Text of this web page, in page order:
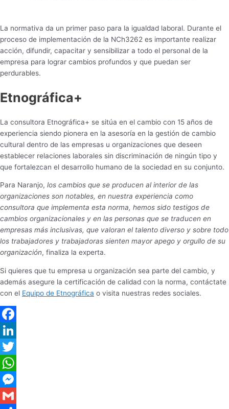
La normativa da un primer paso para la igualdad laboral. Durante el
proceso de implementación de la NCh3262 es importante realizar
acción, difundir, capacitar y sensibilizar a todo el personal de la
empresa para lograr cambios profundos y que puedan ser
perdurables.
Etnográfica+
La consultora Etnográfica+ se sitúa en el cambio con 15 años de
experiencia siendo pionera en la asesoría en la gestión de cambio
cultural dentro de las empresas u organizaciones que deseen
establecer relaciones laborales sin discriminación de ningún tipo y
que fortalezcan el desarrollo humano de la sociedad en su conjunto.
Para Naranjo, los cambios que se producen al interior de las
organizaciones son notables, en nuestra experiencia como
consultora que implementa esta norma, hemos sido testigos de
cambios organizacionales y en las personas que se traducen en
empresas más inclusivas, que valoran el talento diverso y sobre todo
los trabajadores y trabajadoras sienten mayor apego y orgullo de su
organización, finaliza la experta.
Si quieres que tu empresa u organización sea parte del cambio, y
además asegure la certificación de calidad con la norma, contáctate
con el Equipo de Etnográfica o visita nuestras redes sociales.
Facebook
LinkedIn
Twitter
WhatsApp
Messenger